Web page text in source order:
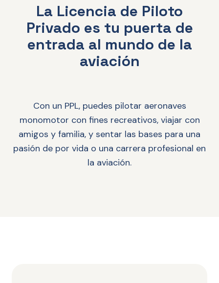
La Licencia de Piloto
Privado es tu puerta de
entrada al mundo de la
aviación
Con un PPL, puedes pilotar aeronaves
monomotor con fines recreativos, viajar con
amigos y familia, y sentar las bases para una
pasión de por vida o una carrera profesional en
la aviación.